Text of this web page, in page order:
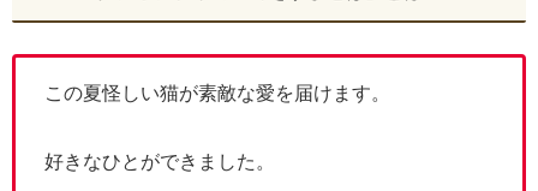
この夏怪しい猫が素敵な愛を届けます。
好きなひとができました。